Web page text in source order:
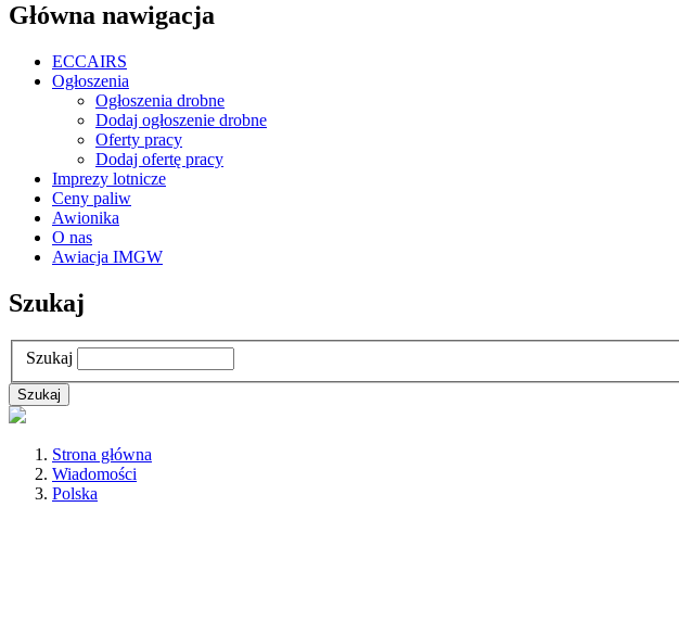
Główna nawigacja
ECCAIRS
Ogłoszenia
Ogłoszenia drobne
Dodaj ogłoszenie drobne
Oferty pracy
Dodaj ofertę pracy
Imprezy lotnicze
Ceny paliw
Awionika
O nas
Awiacja IMGW
Szukaj
Szukaj
Strona główna
Wiadomości
Polska